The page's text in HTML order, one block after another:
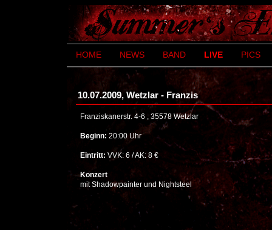
HOME NEWS BAND LIVE PICS
10.07.2009, Wetzlar - Franzis
Franziskanerstr. 4-6 , 35578 Wetzlar
Beginn: 20:00 Uhr
Eintritt: VVK: 6 / AK: 8 €
Konzert
mit Shadowpainter und Nightsteel